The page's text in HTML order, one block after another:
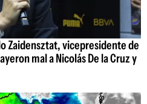
Zaidensztat, vicepresidente de
mal a Nicolás De la Cruz y